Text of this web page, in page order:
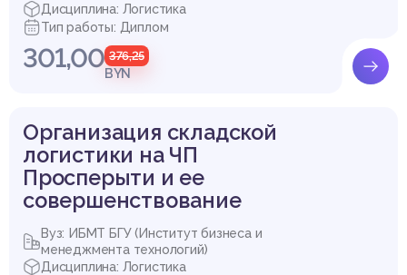
Дисциплина: Логистика
Тип работы: Диплом
301,00 376,25
BYN
Организация складской
логистики на ЧП
Просперыти и ее
совершенствование
Вуз: ИБМТ БГУ (Институт бизнеса и
менеджмента технологий)
Дисциплина: Логистика